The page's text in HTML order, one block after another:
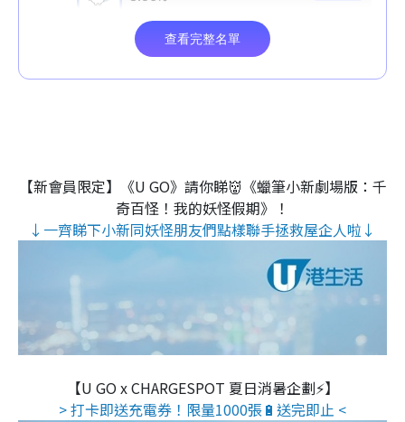
【新會員限定】《U GO》請你睇👹《蠟筆小新劇場版：千
奇百怪！我的妖怪假期》！
↓一齊睇下小新同妖怪朋友們點樣聯手拯救屋企人啦↓
【U GO x CHARGESPOT 夏日消暑企劃⚡】
> 打卡即送充電券！限量1000張🔋送完即止 <